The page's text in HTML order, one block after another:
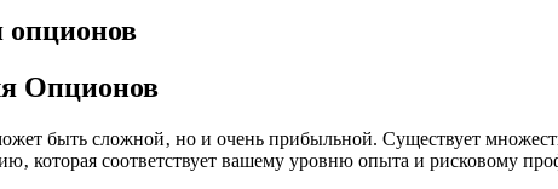
опционов
Опционов
быть сложной‚ но и очень прибыльной. Существует
которая соответствует вашему уровню опыта и рисковому